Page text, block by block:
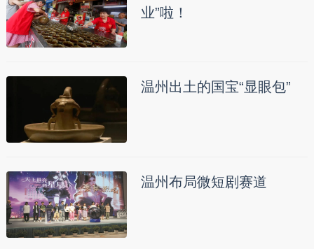
业”啦！
温州出土的国宝“显眼包”
温州布局微短剧赛道